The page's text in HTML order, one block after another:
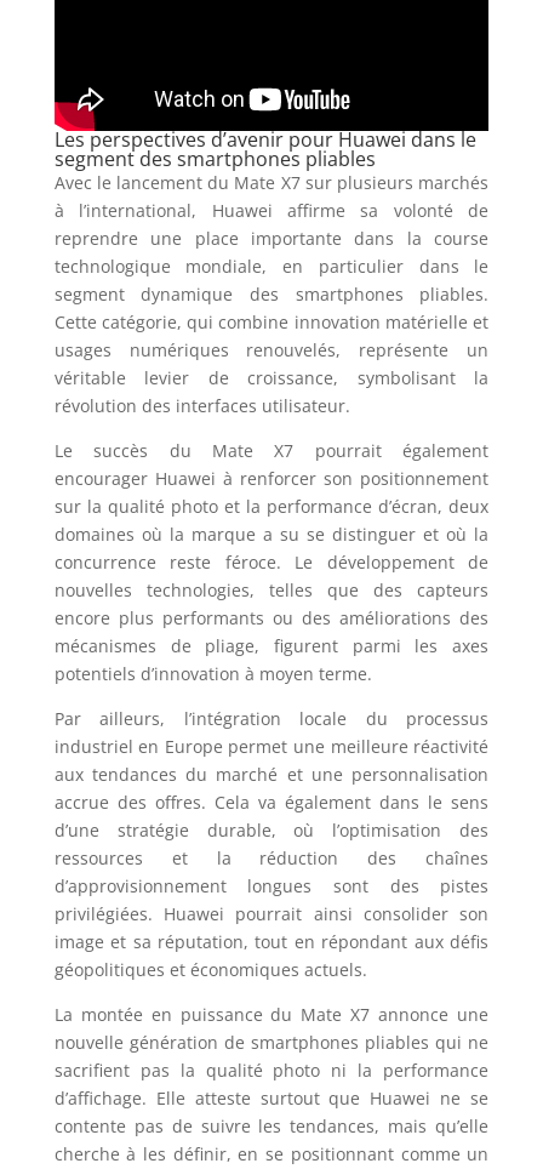
Les perspectives d’avenir pour Huawei dans le
segment des smartphones pliables
Avec le lancement du Mate X7 sur plusieurs marchés
à l’international, Huawei affirme sa volonté de
reprendre une place importante dans la course
technologique mondiale, en particulier dans le
segment dynamique des smartphones pliables.
Cette catégorie, qui combine innovation matérielle et
usages numériques renouvelés, représente un
véritable levier de croissance, symbolisant la
révolution des interfaces utilisateur.
Le succès du Mate X7 pourrait également
encourager Huawei à renforcer son positionnement
sur la qualité photo et la performance d’écran, deux
domaines où la marque a su se distinguer et où la
concurrence reste féroce. Le développement de
nouvelles technologies, telles que des capteurs
encore plus performants ou des améliorations des
mécanismes de pliage, figurent parmi les axes
potentiels d’innovation à moyen terme.
Par ailleurs, l’intégration locale du processus
industriel en Europe permet une meilleure réactivité
aux tendances du marché et une personnalisation
accrue des offres. Cela va également dans le sens
d’une stratégie durable, où l’optimisation des
ressources et la réduction des chaînes
d’approvisionnement longues sont des pistes
privilégiées. Huawei pourrait ainsi consolider son
image et sa réputation, tout en répondant aux défis
géopolitiques et économiques actuels.
La montée en puissance du Mate X7 annonce une
nouvelle génération de smartphones pliables qui ne
sacrifient pas la qualité photo ni la performance
d’affichage. Elle atteste surtout que Huawei ne se
contente pas de suivre les tendances, mais qu’elle
cherche à les définir, en se positionnant comme un